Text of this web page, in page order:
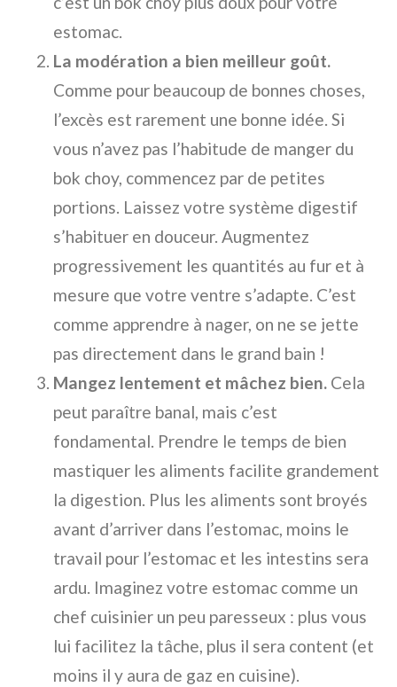
estomac.
La modération a bien meilleur goût.
Comme pour beaucoup de bonnes choses,
l’excès est rarement une bonne idée. Si
vous n’avez pas l’habitude de manger du
bok choy, commencez par de petites
portions. Laissez votre système digestif
s’habituer en douceur. Augmentez
progressivement les quantités au fur et à
mesure que votre ventre s’adapte. C’est
comme apprendre à nager, on ne se jette
pas directement dans le grand bain !
Mangez lentement et mâchez bien. Cela
peut paraître banal, mais c’est
fondamental. Prendre le temps de bien
mastiquer les aliments facilite grandement
la digestion. Plus les aliments sont broyés
avant d’arriver dans l’estomac, moins le
travail pour l’estomac et les intestins sera
ardu. Imaginez votre estomac comme un
chef cuisinier un peu paresseux : plus vous
lui facilitez la tâche, plus il sera content (et
moins il y aura de gaz en cuisine).